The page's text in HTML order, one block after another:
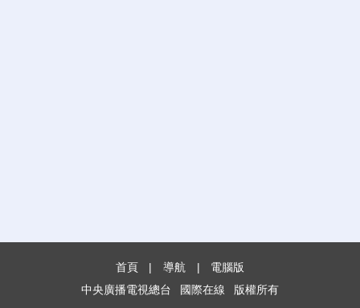
首頁 | 導航 |
電腦版
中央廣播電視總台
國際在線 版權所有